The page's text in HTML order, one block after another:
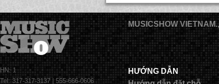
HN: 1
Tel: 317-317-3137 | 555-666-0606
MUSICSHOW VIETNAM.,
HƯỚNG DẪN